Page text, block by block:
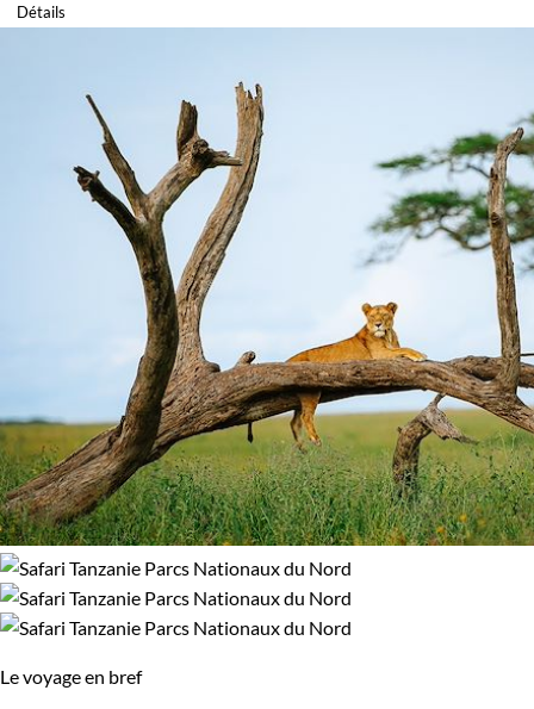
Détails
Le voyage en bref